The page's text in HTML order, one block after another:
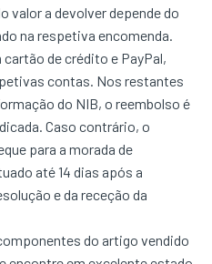
valor a devolver depende do
na respetiva encomenda.
de crédito e PayPal,
contas. Nos restantes
do NIB, o reembolso é
Caso contrário, o
para a morada de
até 14 dias após a
e da receção da
do artigo vendido